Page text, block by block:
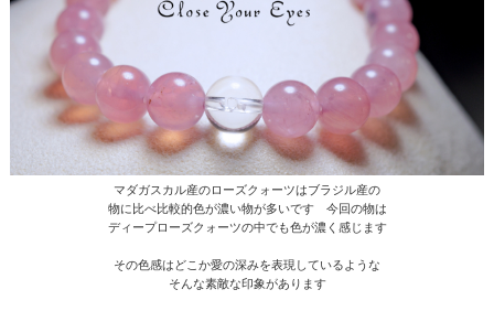
マダガスカル産のローズクォーツはブラジル産の
物に比べ比較的色が濃い物が多いです 今回の物は
ディープローズクォーツの中でも色が濃く感じます
その色感はどこか愛の深みを表現しているような
そんな素敵な印象があります